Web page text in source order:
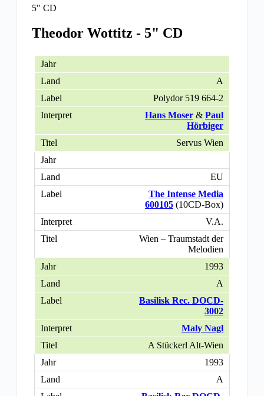
5" CD
Theodor Wottitz - 5" CD
A
Polydor 519 664-2
Hans Moser & Paul
Hörbiger
Servus Wien
EU
The Intense Media
600105 (10CD-Box)
V.A.
Wien – Traumstadt der
Melodien
1993
A
Basilisk Rec. DOCD-
3002
Maly Nagl
A Stückerl Alt-Wien
1993
A